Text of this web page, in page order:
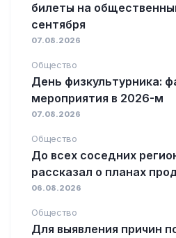
билеты на
сентября
07.08.2026
Общество
День физкультурника:
мероприятия в 2026-м
07.08.2026
Общество
До всех соседних
рассказал о планах
06.08.2026
Общество
Для выявления причин